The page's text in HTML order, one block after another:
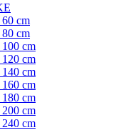
60 cm
80 cm
cm
cm
cm
cm
cm
cm
cm